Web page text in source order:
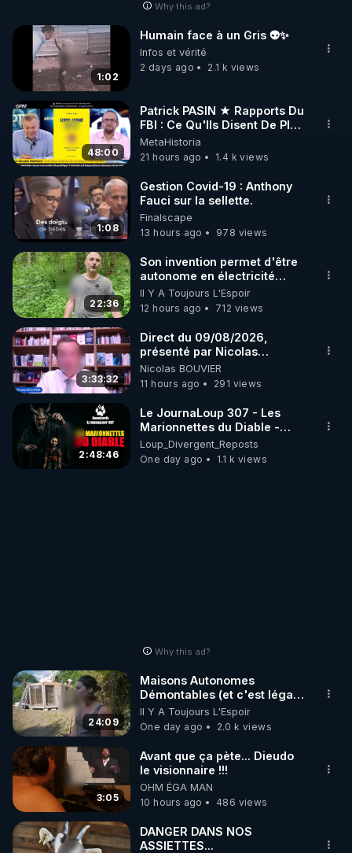
Why this ad?
1:02
Humain face à un Gris 👽✨
Infos et vérité
2 days ago
2.1 k views
48:00
Patrick PASIN ★ Rapports Du
FBI : Ce Qu'Ils Disent De Plus
Grave Sur Hitler
MetaHistoria
21 hours ago
1.4 k views
1:08
Gestion Covid-19 : Anthony
Fauci sur la sellette.
Finalscape
13 hours ago
978 views
22:36
Son invention permet d'être
autonome en électricité
avec un simple ruisseau
Il Y A Toujours L'Espoir
12 hours ago
712 views
3:33:32
Direct du 09/08/2026,
présenté par Nicolas
BOUVIER
Nicolas BOUVIER
11 hours ago
291 views
2:48:46
Le JournaLoup 307 - Les
Marionnettes du Diable -
Loup Divergent 2026.08.07
Loup_Divergent_Reposts
One day ago
1.1 k views
Why this ad?
24:09
Maisons Autonomes
Démontables (et c'est légal).
Visite éco village en
Bretagne
Il Y A Toujours L'Espoir
One day ago
2.0 k views
3:05
Avant que ça pète... Dieudo
le visionnaire !!!
OHM ÉGA MAN
10 hours ago
486 views
DANGER DANS NOS
ASSIETTES...